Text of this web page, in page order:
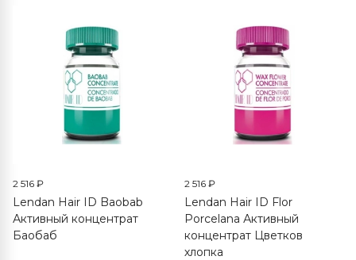
2 516 ₽
Lendan Hair ID Baobab
Активный концентрат
Баобаб
2 516 ₽
Lendan Hair ID Flor
Porcelana Активный
концентрат Цветков
хлопка